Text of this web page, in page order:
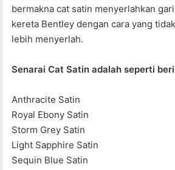
bermakna cat satin menyerlahkan
kereta Bentley dengan cara yang
lebih menyerlah.
Senarai Cat Satin adalah seperti
Anthracite Satin
Royal Ebony Satin
Storm Grey Satin
Light Sapphire Satin
Sequin Blue Satin